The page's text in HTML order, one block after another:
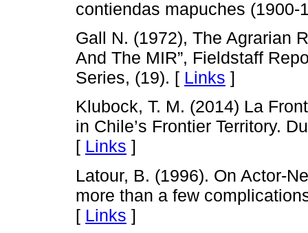
contiendas mapuches
Gall N. (1972), The Agrarian
And The MIR”, Fieldstaff
Series, (19). [ Links ]
Klubock, T. M. (2014) La
in Chile’s Frontier Territory.
[ Links ]
Latour, B. (1996). On Actor-
more than a few
[ Links ]